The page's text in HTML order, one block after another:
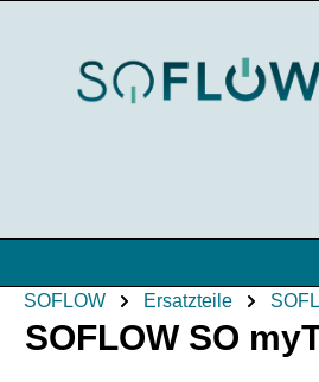
SOFLOW Ersatzteile
SOFLOW SO